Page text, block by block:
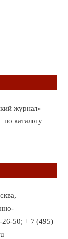
журнал»
каталогу
26-50; + 7 (495)